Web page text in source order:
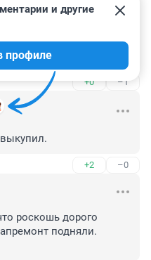
жаль что денег
+0 –1
и другие
профиле
+2 –0
роскошь дорого
подняли.